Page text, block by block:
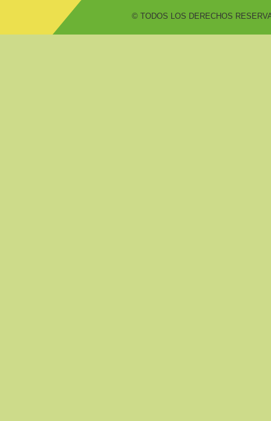
© TODOS LOS DERECHOS